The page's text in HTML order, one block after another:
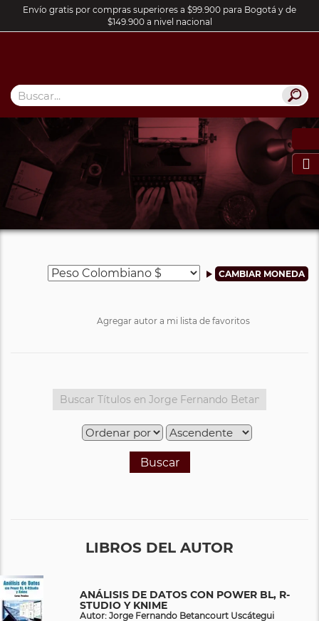
Envío gratis por compras superiores a $99.900 para Bogotá y de
$149.900 a nivel nacional

Agregar autor a mi lista de favoritos
Buscar
LIBROS DEL AUTOR
ANÁLISIS DE DATOS CON POWER BL, R-
STUDIO Y KNIME
Autor: Jorge Fernando Betancourt Uscátegui